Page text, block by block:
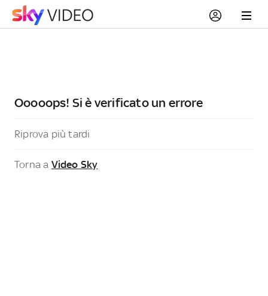
Ooooops! Si è verificato un errore
Riprova più tardi
Torna a Video Sky